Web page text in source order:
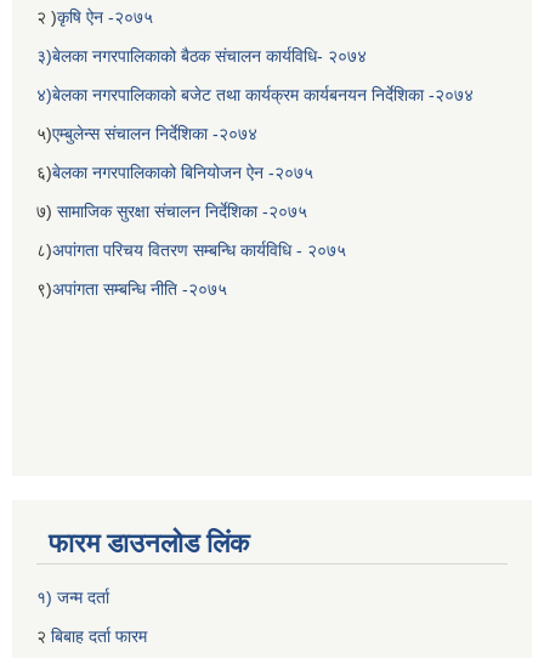
२ )कृषि ऐन -२०७५
३)बेलका नगरपालिकाको बैठक संचालन कार्यविधि- २०७४
४)बेलका नगरपालिकाको बजेट तथा कार्यक्रम कार्यबनयन निर्देशिका -२०७४
५)एम्बुलेन्स संचालन निर्देशिका -२०७४
६)बेलका नगरपालिकाको बिनियोजन ऐन -२०७५
७) सामाजिक सुरक्षा संचालन निर्देशिका -२०७५
८)अपांगता परिचय वितरण सम्बन्धि कार्यविधि - २०७५
९)अपांगता सम्बन्धि नीति -२०७५
फारम डाउनलोड लिंक
१) जन्म दर्ता
२ बिबाह दर्ता फारम